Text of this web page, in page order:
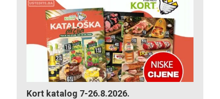
Kort katalog 7-26.8.2026.